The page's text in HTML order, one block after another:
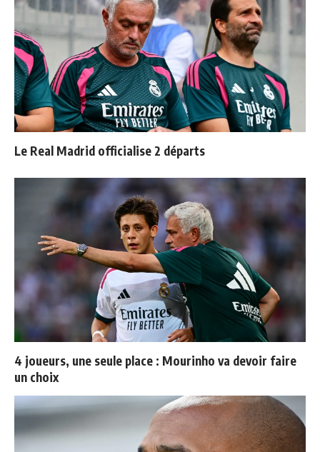
Le Real Madrid officialise 2 départs
4 joueurs, une seule place : Mourinho va devoir faire
un choix